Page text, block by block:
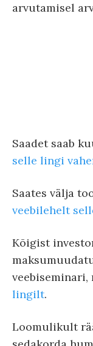
arvutamisel
Saadet saab
selle lingi
Saates välja
veebilehelt
Kõigist
veebiseminari,
lingilt⁠.
Loomulikult